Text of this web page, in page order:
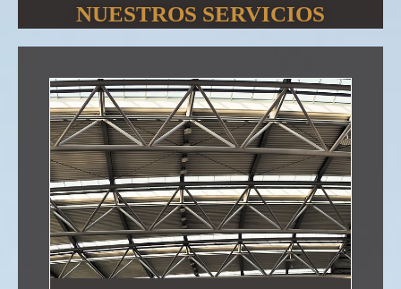
NUESTROS SERVICIOS